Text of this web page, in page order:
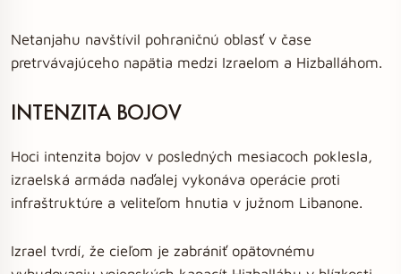
Netanjahu navštívil pohraničnú oblasť v čase
pretrvávajúceho napätia medzi Izraelom a Hizballáhom.
INTENZITA BOJOV
Hoci intenzita bojov v posledných mesiacoch poklesla,
izraelská armáda naďalej vykonáva operácie proti
infraštruktúre a veliteľom hnutia v južnom Libanone.
Izrael tvrdí, že cieľom je zabrániť opätovnému